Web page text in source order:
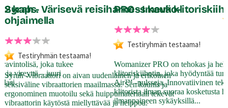
2 kaps.
ravintolisä, joka tukee
ja vireyttä – juuri
Syrah - Värisevä reisiharness kauko-
ohjaimella
Testiryhmän testaama!
Syrah -vibraattori on aivan uudenlainen ja erikoinen
seksiväline vibraattorien maailmassa. Sen kaunis ja
ergonominen muotoilu sekä huippumateriaali tekevät
vibraattorin käytöstä miellyttävää ja helppoa.
PRO - Imevä
Testiryhmän testaama!
Womanizer PRO on tehokas ja
klitoriskiihotin, joka hyödyntää
Air™ -pulsseja. Innovatiivinen
klitorista ilman suoraa kosketusta
ilmanpaineen sykäyksillä...